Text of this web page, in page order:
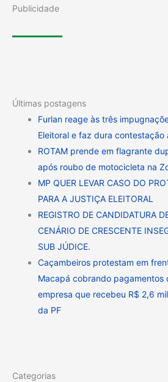
Publicidade
Últimas postagens
Furlan reage às três
Eleitoral e faz dura contestação
ROTAM prende em flagrante
após roubo de motocicleta na
MP QUER LEVAR CASO DO
PARA A JUSTIÇA ELEITORAL
REGISTRO DE CANDIDATURA
CENÁRIO DE CRESCENTE
SUB JÚDICE.
Caçambeiros protestam em
Macapá cobrando pagamentos
empresa que recebeu R$ 2,6
da PF
Categorias